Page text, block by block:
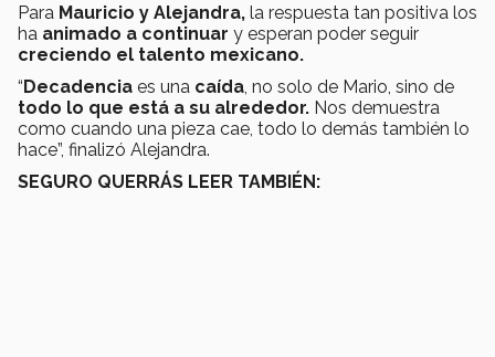
Para Mauricio y Alejandra, la respuesta tan positiva los
ha animado a continuar y esperan poder seguir
creciendo el talento mexicano.
“Decadencia es una caída , no solo de Mario, sino de
todo lo que está a su alrededor. Nos demuestra
como cuando una pieza cae, todo lo demás también lo
hace”, finalizó Alejandra.
SEGURO QUERRÁS LEER TAMBIÉN: